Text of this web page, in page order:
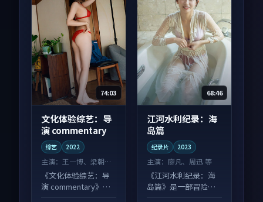
74:03
文化体验综艺：导
演 commentary
综艺 2022
主演： 王一博、梁朝伟
等
《文化体验综艺：导
演 commentary》是
68:46
江河水利纪录：海
岛篇
纪录片 2023
主演：廖凡、周迅 等
《江河水利纪录：海
岛篇》是一部冒险向